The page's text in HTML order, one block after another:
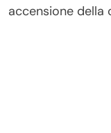
accensione della